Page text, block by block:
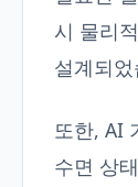
시 물리
설계되
또한, AI
수면 상